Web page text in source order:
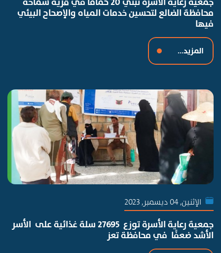
محافظة الضالع لتحسين خدمات المياه والإصحاح البيئي
فيها
المزيد...
الإثنين, 04 ديسمبر, 2023
جمعية رعاية الأسرة توزع 27695 سلة غذائية على الأسر
الأشد ضعفًا في محافظة تعز